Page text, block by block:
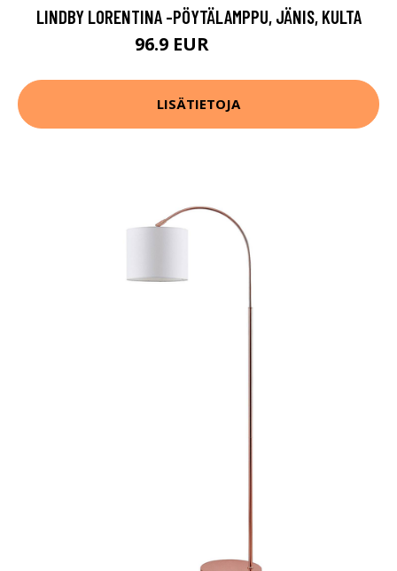
LINDBY LORENTINA -PÖYTÄLAMPPU, JÄNIS, KULTA
96.9 EUR
LISÄTIETOJA